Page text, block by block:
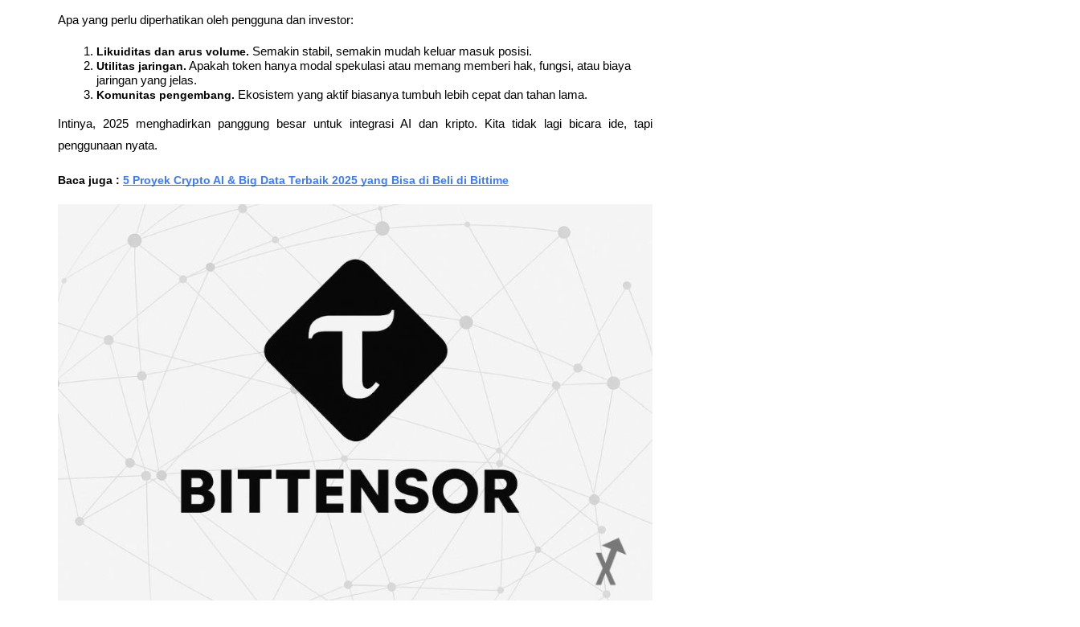
Apa yang perlu diperhatikan oleh pengguna dan investor:
Likuiditas dan arus volume. Semakin stabil, semakin mudah keluar masuk posisi.
Utilitas jaringan. Apakah token hanya modal spekulasi atau memang memberi hak, fungsi, atau biaya
jaringan yang jelas.
Komunitas pengembang. Ekosistem yang aktif biasanya tumbuh lebih cepat dan tahan lama.
Intinya, 2025 menghadirkan panggung besar untuk integrasi AI dan kripto. Kita tidak lagi bicara ide, tapi
penggunaan nyata.
Baca juga : 5 Proyek Crypto AI & Big Data Terbaik 2025 yang Bisa di Beli di Bittime